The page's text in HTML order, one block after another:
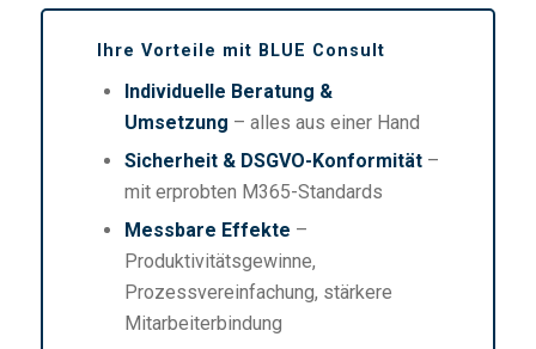
Ihre Vorteile mit BLUE Consult
Individuelle Beratung &
Umsetzung – alles aus einer Hand
Sicherheit & DSGVO-Konformität–
mit erprobten M365-Standards
Messbare Effekte –
Produktivitätsgewinne,
Prozessvereinfachung, stärkere
Mitarbeiterbindung